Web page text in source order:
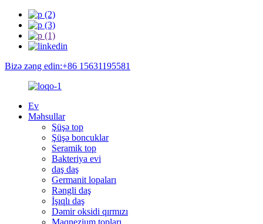
Bizə zəng edin:+86 15631195581
Ev
Məhsullar
Şüşə top
Şüşə boncuklar
Seramik top
Bakteriya evi
daş daş
Germanit lopaları
Rəngli daş
İşıqlı daş
Dəmir oksidi qırmızı
Maqnezium topları